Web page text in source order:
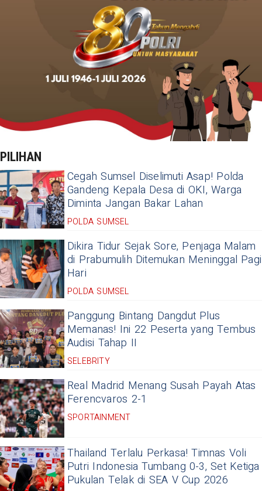
PILIHAN
Cegah Sumsel Diselimuti Asap! Polda
Gandeng Kepala Desa di OKI, Warga
Diminta Jangan Bakar Lahan
POLDA SUMSEL
Dikira Tidur Sejak Sore, Penjaga Malam
di Prabumulih Ditemukan Meninggal Pagi
Hari
POLDA SUMSEL
Panggung Bintang Dangdut Plus
Memanas! Ini 22 Peserta yang Tembus
Audisi Tahap II
SELEBRITY
Real Madrid Menang Susah Payah Atas
Ferencvaros 2-1
SPORTAINMENT
Thailand Terlalu Perkasa! Timnas Voli
Putri Indonesia Tumbang 0-3, Set Ketiga
Pukulan Telak di SEA V Cup 2026